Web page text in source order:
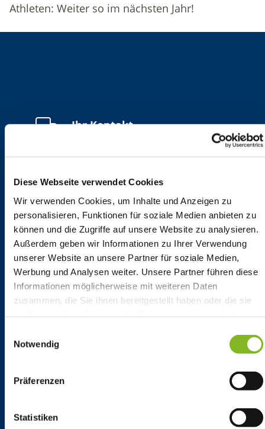
Diese Webseite verwendet Cookies
Wir verwenden Cookies, um Inhalte und Anzeigen zu
personalisieren, Funktionen für soziale Medien anbieten zu
können und die Zugriffe auf unsere Website zu analysieren.
Außerdem geben wir Informationen zu Ihrer Verwendung
unserer Website an unsere Partner für soziale Medien,
Werbung und Analysen weiter. Unsere Partner führen diese
Informationen möglicherweise mit weiteren Daten
zusammen, die Sie ihnen bereitgestellt haben oder die sie
Notwendig
Präferenzen
Statistiken
Athleten: Weiter so im nächsten Jahr!
Ihr Kontakt
uns, wir unterstützen Sie gern!
Angebot einholen
Service-Nummer
Mo-Fr: 8 bis 21 Uhr, Sa: 9 bis 21 Uhr, So: 12 bis 21 Uhr